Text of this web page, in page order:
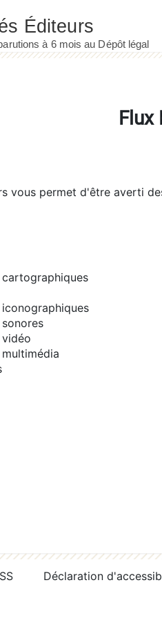
Flux
vous permet d'être averti
Déclaration